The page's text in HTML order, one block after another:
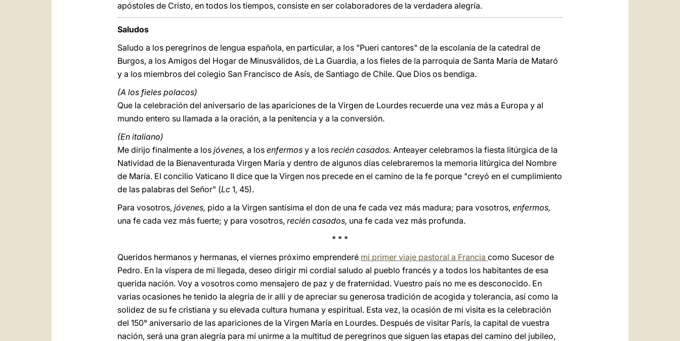
apóstoles de Cristo, en todos los tiempos, consiste en ser colaboradores de la verdadera alegría.
Saludos
Saludo a los peregrinos de lengua española, en particular, a los "Pueri cantores" de la escolanía de la catedral de
Burgos, a los Amigos del Hogar de Minusválidos, de La Guardia, a los fieles de la parroquia de Santa María de Mataró
y a los miembros del colegio San Francisco de Asís, de Santiago de Chile. Que Dios os bendiga.
(A los fieles polacos)
Que la celebración del aniversario de las apariciones de la Virgen de Lourdes recuerde una vez más a Europa y al
mundo entero su llamada a la oración, a la penitencia y a la conversión.
(En italiano)
Me dirijo finalmente a los jóvenes, a los enfermos y a los recién casados. Anteayer celebramos la fiesta litúrgica de la
Natividad de la Bienaventurada Virgen María y dentro de algunos días celebraremos la memoria litúrgica del Nombre
de María. El concilio Vaticano II dice que la Virgen nos precede en el camino de la fe porque "creyó en el cumplimiento
de las palabras del Señor" (Lc 1, 45).
Para vosotros, jóvenes, pido a la Virgen santísima el don de una fe cada vez más madura; para vosotros, enfermos,
una fe cada vez más fuerte; y para vosotros, recién casados, una fe cada vez más profunda.
* * *
Queridos hermanos y hermanas, el viernes próximo emprenderé mi primer viaje pastoral a Francia como Sucesor de
Pedro. En la víspera de mi llegada, deseo dirigir mi cordial saludo al pueblo francés y a todos los habitantes de esa
querida nación. Voy a vosotros como mensajero de paz y de fraternidad. Vuestro país no me es desconocido. En
varias ocasiones he tenido la alegría de ir allí y de apreciar su generosa tradición de acogida y tolerancia, así como la
solidez de su fe cristiana y su elevada cultura humana y espiritual. Esta vez, la ocasión de mi visita es la celebración
del 150° aniversario de las apariciones de la Virgen María en Lourdes. Después de visitar París, la capital de vuestra
nación, será una gran alegría para mí unirme a la multitud de peregrinos que siguen las etapas del camino del jubileo,